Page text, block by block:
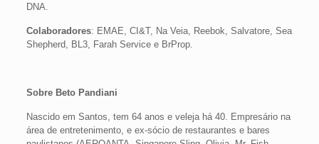
DNA.
Colaboradores: EMAE, CI&T, Na Veia, Reebok, Salvatore, Sea
Shepherd, BL3, Farah Service e BrProp.
Sobre Beto Pandiani
Nascido em Santos, tem 64 anos e veleja há 40. Empresário na
área de entretenimento, e ex-sócio de restaurantes e bares